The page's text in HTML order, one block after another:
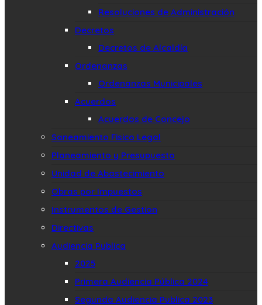
Resoluciones de Administración
Decretos
Decretos de Alcaldía
Ordenanzas
Ordenanzas Municipales
Acuerdos
Acuerdos de Concejo
Saneamiento Fisico Legal
Planeamiento y Presupuesto
Unidad de Abastecimiento
Obras por Impuestos
Instrumentos de Gestion
Directivas
Audiencia Publica
2025
Primera Audiencia Pública 2024
Segunda Audiencia Publica 2023